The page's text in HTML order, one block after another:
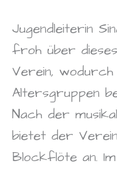
Jugendleiterin
froh über
Verein, wodurch
Altersgruppen
Nach der
bietet der
Blockflöte an.